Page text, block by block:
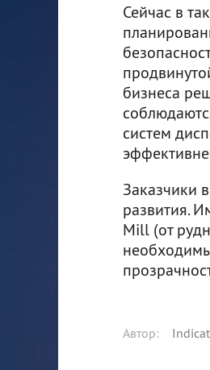
Сейчас в
бизнеса
систем
Заказчики
развития.
Mill (от
Автор: